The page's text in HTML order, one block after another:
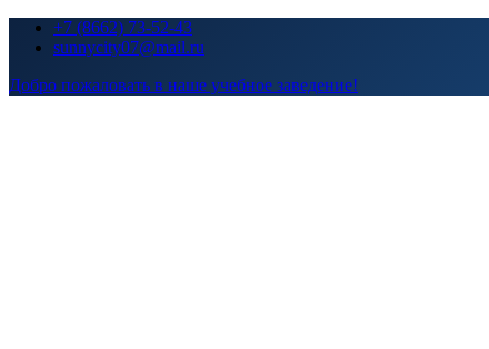
Перейти+7 (8662) 73-52-43
sunnycity07@mail.ru
Добро пожаловать в наше учебное заведение!